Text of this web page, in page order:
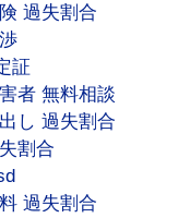
過失割合
証
者 無料相談
し 過失割合
割合
過失割合